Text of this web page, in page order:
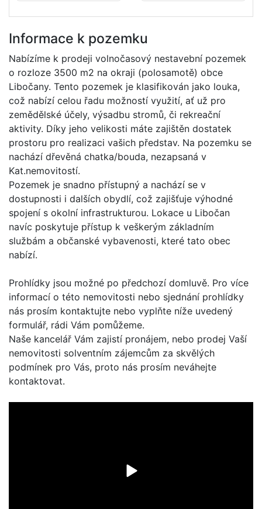
Informace k pozemku
Nabízíme k prodeji volnočasový nestavební pozemek
o rozloze 3500 m2 na okraji (polosamotě) obce
Libočany. Tento pozemek je klasifikován jako louka,
což nabízí celou řadu možností využití, ať už pro
zemědělské účely, výsadbu stromů, či rekreační
aktivity. Díky jeho velikosti máte zajištěn dostatek
prostoru pro realizaci vašich představ. Na pozemku se
nachází dřevěná chatka/bouda, nezapsaná v
Kat.nemovitostí.
Pozemek je snadno přístupný a nachází se v
dostupnosti i dalších obydlí, což zajišťuje výhodné
spojení s okolní infrastrukturou. Lokace u Libočan
navíc poskytuje přístup k veškerým základním
službám a občanské vybavenosti, které tato obec
nabízí.
Prohlídky jsou možné po předchozí domluvě. Pro více
informací o této nemovitosti nebo sjednání prohlídky
nás prosím kontaktujte nebo vyplňte níže uvedený
formulář, rádi Vám pomůžeme.
Naše kancelář Vám zajistí pronájem, nebo prodej Vaší
nemovitosti solventním zájemcům za skvělých
podmínek pro Vás, proto nás prosím neváhejte
kontaktovat.